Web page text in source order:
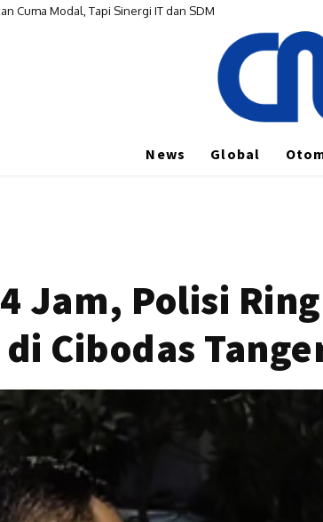
Cuma Modal, Tapi Sinergi IT dan SDM
News Global
Jam, Polisi
Cibodas